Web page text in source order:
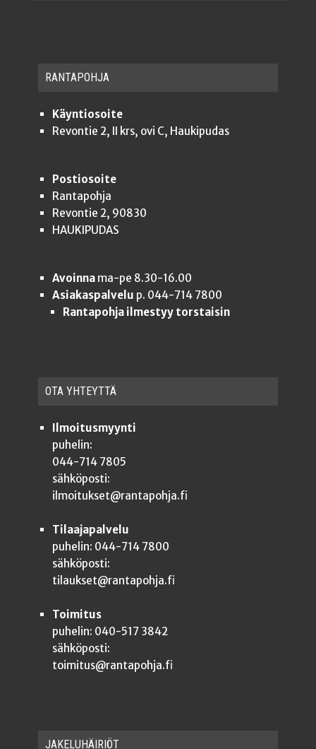
RAN­TA­POH­JA
Käyntiosoite
Revontie 2, II krs, ovi C, Haukipudas
Postiosoite
Rantapohja
Revontie 2, 90830
HAUKIPUDAS
Avoinnama-pe 8.30-16.00
Asiakaspalvelu p. 044-714 7800
Rantapohja ilmestyy torstaisin
OTA YHTEYT­TÄ
Ilmoitusmyynti
puhelin:
044-714 7805
sähköposti:
ilmoitukset@rantapohja.fi
Tilaajapalvelu
puhelin: 044-714 7800
sähköposti:
tilaukset@rantapohja.fi
Toimitus
puhelin: 040-517 3842
sähköposti:
toimitus@rantapohja.fi
JAKE­LU­HÄI­RIÖT